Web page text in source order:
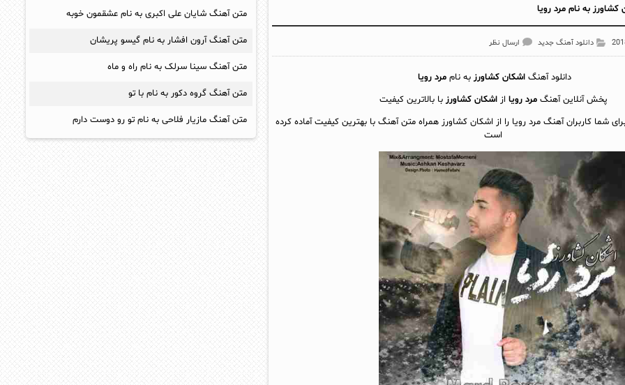
به نام مرد رویا
دانلود آهنگ جدید ارسال نظر
دانلود آهنگ اشکان کشاورز به نام مرد رویا
پخش آنلاين آهنگمرد رویا ازاشکان کشاورز با بالاترین کیفیت
شما کاربران آهنگ مرد رویا را از اشکان کشاورز همراه متن آهنگ با بهترین کیفیت آماده کرده
است
متن آهنگ شایان علی اکبری به نام عشقمون خوبه
متن آهنگ آرون افشار به نام گیسو پریشان
متن آهنگ سینا سرلک به نام راه و ماه
متن آهنگ گروه دکور به نام با تو
متن آهنگ مازیار فلاحی به نام تو رو دوست دارم